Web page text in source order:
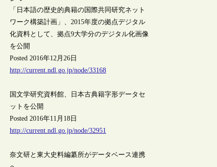
「日本語の歴史的典籍の国際共同研究ネット
ワーク構築計画」、2015年度の拠点デジタル
化資料として、拠点9大学分のデジタル化画像
を公開
Posted 2016年12月26日
http://current.ndl.go.jp/node/33168
国文学研究資料館、日本古典籍字形データセ
ットを公開
Posted 2016年11月18日
http://current.ndl.go.jp/node/32951
奈文研と東大史料編纂所がデータベース連携